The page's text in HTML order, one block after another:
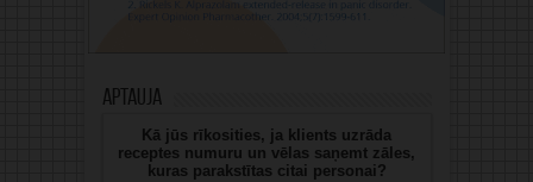
Aptauja
Kā jūs rīkosities, ja klients uzrāda
receptes numuru un vēlas saņemt zāles,
kuras parakstītas citai personai?